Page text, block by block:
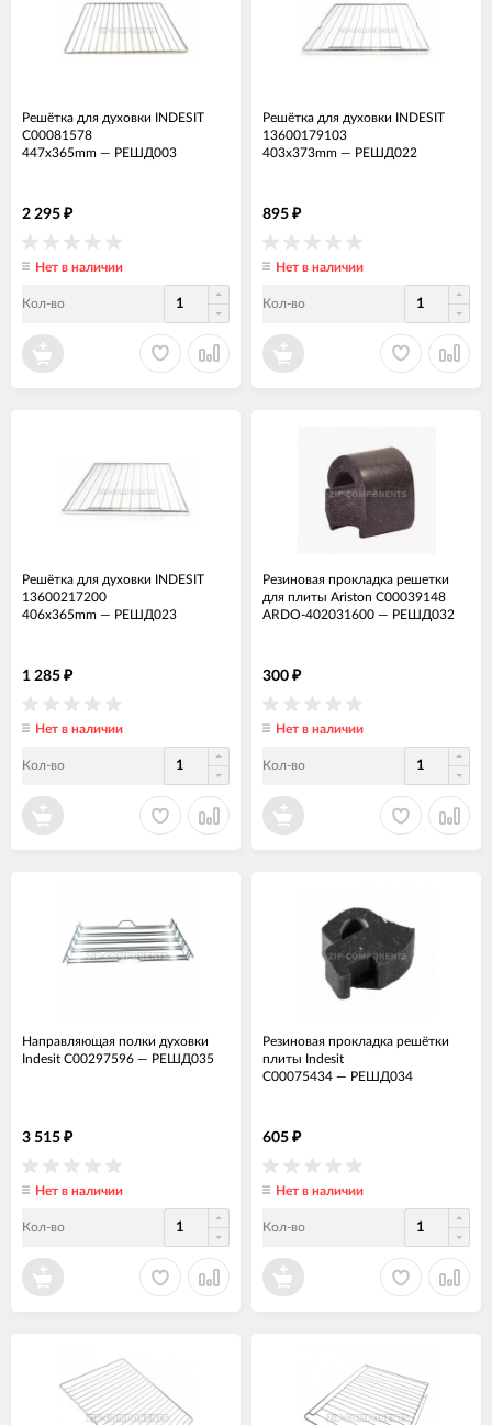
Решётка для духовки INDESIT
C00081578
447x365mm — РЕШД003
2 295 ₽
Нет в наличии
Кол-во
Решётка для духовки INDESIT
13600179103
403x373mm — РЕШД022
895 ₽
Нет в наличии
Кол-во
Решётка для духовки INDESIT
13600217200
406x365mm — РЕШД023
1 285 ₽
Нет в наличии
Кол-во
Резиновая прокладка решетки
для плиты Ariston C00039148
ARDO-402031600 — РЕШД032
300 ₽
Нет в наличии
Кол-во
Направляющая полки духовки
Indesit C00297596 — РЕШД035
3 515 ₽
Нет в наличии
Кол-во
Резиновая прокладка решётки
плиты Indesit
C00075434 — РЕШД034
605 ₽
Нет в наличии
Кол-во